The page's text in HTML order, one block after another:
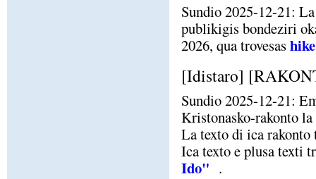
Sundio 2025-12-21:
publikigis bondeziri
2026, qua trovesashike
[Idistaro]
Sundio 2025-12-21:
Kristonasko-rakonto
La texto di ica rakonto
Ica texto e plusa texti
Ido" .